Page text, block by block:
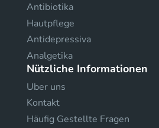
Antibiotika
Hautpflege
Antidepressiva
Analgetika
Nützliche Informationen
Uber uns
Kontakt
Häufig Gestellte Fragen